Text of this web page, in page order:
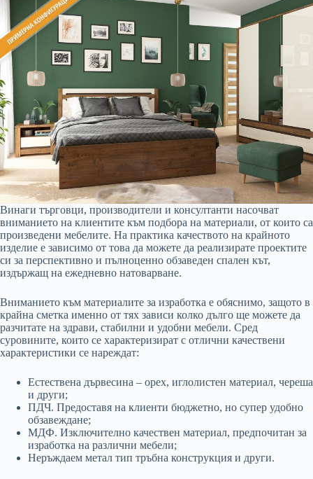
Винаги търговци, производители и консултанти насочват
вниманието на клиентите към подбора на материали, от които са
произведени мебелите. На практика качеството на крайното
изделие е зависимо от това да можете да реализирате проектите
си за перспективно и пълноценно обзаведен спален кът,
издържащ на ежедневно натоварване.
Вниманието към материалите за изработка е обяснимо, защото в
крайна сметка именно от тях зависи колко дълго ще можете да
разчитате на здрави, стабилни и удобни мебели. Сред
суровините, които се характеризират с отлични качествени
характеристики се нареждат:
Естествена дървесина – орех, иглолистен материал, череша
и други;
ПДЧ. Предоставя на клиенти бюджетно, но супер удобно
обзавеждане;
МДФ. Изключително качествен материал, предпочитан за
изработка на различни мебели;
Неръждаем метал тип тръбна конструкция и други.